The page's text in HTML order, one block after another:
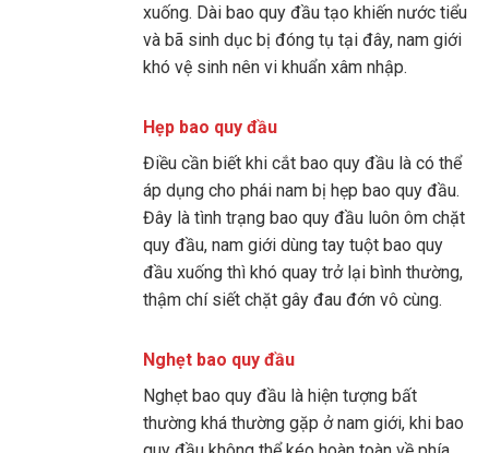
xuống. Dài bao quy đầu tạo khiến nước tiểu
và bã sinh dục bị đóng tụ tại đây, nam giới
khó vệ sinh nên vi khuẩn xâm nhập.
Hẹp bao quy đầu
Điều cần biết khi cắt bao quy đầu là có thể
áp dụng cho phái nam bị hẹp bao quy đầu.
Đây là tình trạng bao quy đầu luôn ôm chặt
quy đầu, nam giới dùng tay tuột bao quy
đầu xuống thì khó quay trở lại bình thường,
thậm chí siết chặt gây đau đớn vô cùng.
Nghẹt bao quy đầu
Nghẹt bao quy đầu là hiện tượng bất
thường khá thường gặp ở nam giới, khi bao